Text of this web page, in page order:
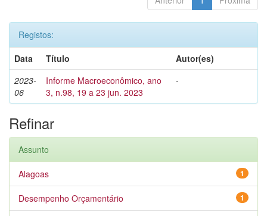
Registos:
Data
Título
Autor(es)
2023-
06
Informe Macroeconômico, ano
3, n.98, 19 a 23 jun. 2023
-
Refinar
Assunto
1
Alagoas
1
Desempenho Orçamentário